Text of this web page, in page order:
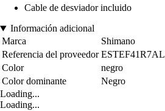
Cable de desviador incluido
Información adicional
Marca
Shimano
Referencia del proveedor ESTEF41R7AL
Color
negro
Color dominante
Negro
Loading...
Loading...